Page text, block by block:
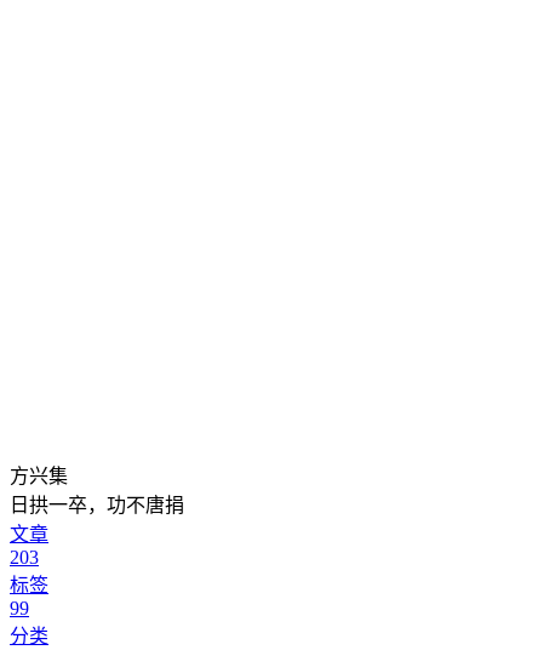
方兴集
日拱一卒，功不唐捐
文章
203
标签
99
分类